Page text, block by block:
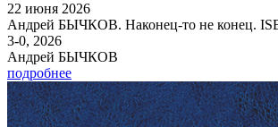
22 июня 2026
Андрей БЫЧКОВ. Наконец-то не конец.
3-0, 2026
Андрей БЫЧКОВ
подробнее